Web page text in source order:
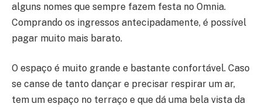
alguns nomes que sempre fazem festa no Omnia.
Comprando os ingressos antecipadamente, é possível
pagar muito mais barato.
O espaço é muito grande e bastante confortável. Caso
se canse de tanto dançar e precisar respirar um ar,
tem um espaço no terraço e que dá uma bela vista da